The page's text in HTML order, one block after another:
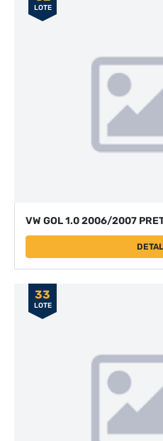
LOTE
VW GOL 1.0 2006/2007
33
LOTE